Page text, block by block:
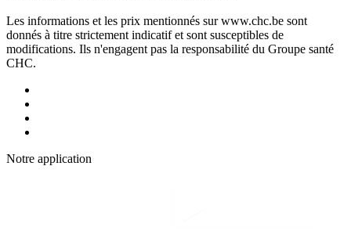
Les informations et les prix mentionnés sur www.chc.be sont
donnés à titre strictement indicatif et sont susceptibles de
modifications. Ils n'engagent pas la responsabilité du Groupe santé
CHC.
Notre application